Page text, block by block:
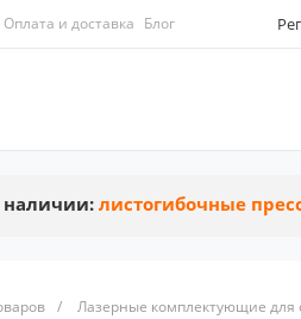
Оплата и доставка Блог
листогибочные
/ Лазерные комплектующие для